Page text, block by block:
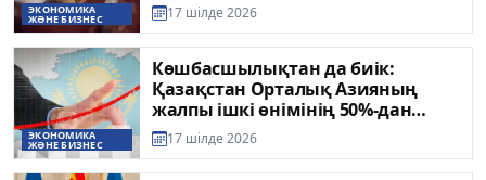
ЭКОНОМИКА
ЖӘНЕ БИЗНЕС 17 шілде 2026
ЭКОНОМИКА
ЖӘНЕ БИЗНЕС
Көшбасшылықтан да биік:
Қазақстан Орталық Азияның
жалпы ішкі өнімінің 50%-дан
астамын қалыптастырып отыр
17 шілде 2026